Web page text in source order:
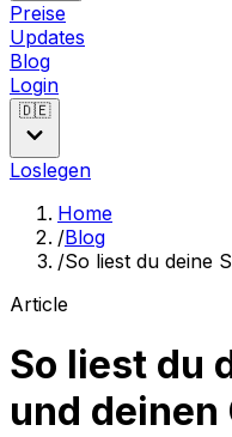
Preise
Updates
Blog
Login
🇩🇪
Loslegen
Home
/Blog
/So liest du deine
Article
So liest du
und